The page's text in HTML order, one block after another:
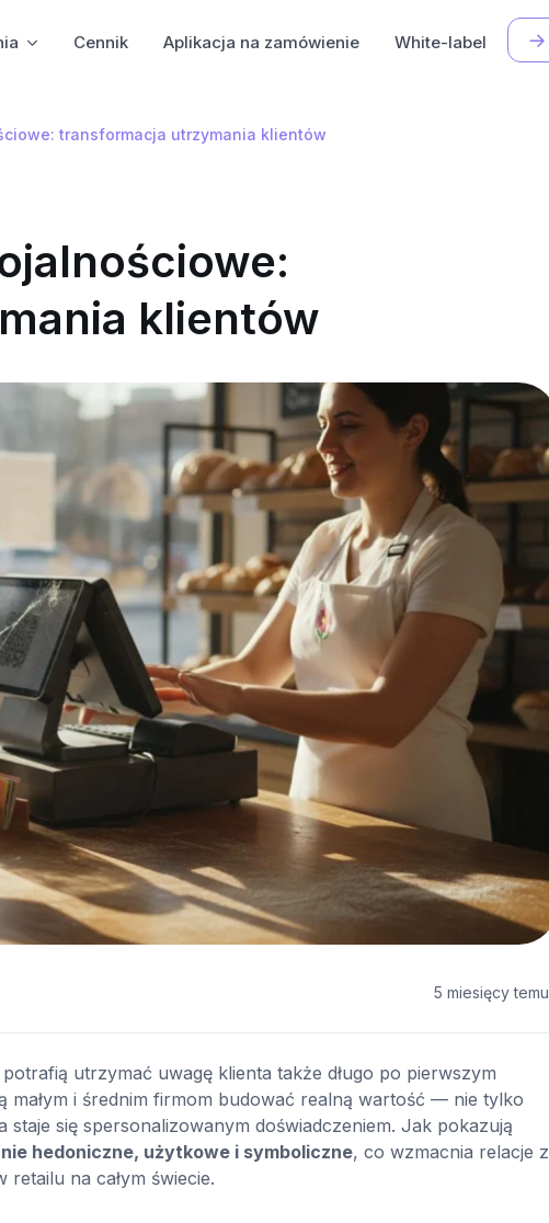
Cennik Aplikacja na zamówienie White-label
transformacja utrzymania klientów
klientów
5 miesięcy temu
utrzymać uwagę klienta także długo po pierwszym
małym i średnim firmom budować realną wartość — nie tylko
się spersonalizowanym doświadczeniem. Jak pokazują
hedoniczne, użytkowe i symboliczne, co wzmacnia relacje z
retailu na całym świecie.